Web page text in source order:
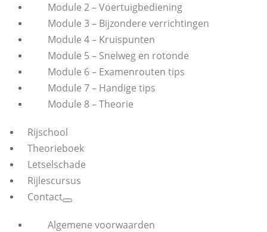
Module 2 – Voertuigbediening
Module 3 – Bijzondere verrichtingen
Module 4 – Kruispunten
Module 5 – Snelweg en rotonde
Module 6 – Examenrouten tips
Module 7 – Handige tips
Module 8 – Theorie
Rijschool
Theorieboek
Letselschade
Rijlescursus
Contact
Algemene voorwaarden